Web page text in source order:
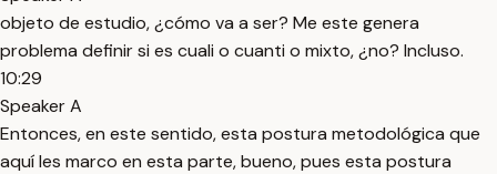
objeto de estudio, ¿cómo va a ser? Me este genera
problema definir si es cuali o cuanti o mixto, ¿no? Incluso.
10:29
Speaker A
Entonces, en este sentido, esta postura metodológica que
aquí les marco en esta parte, bueno, pues esta postura